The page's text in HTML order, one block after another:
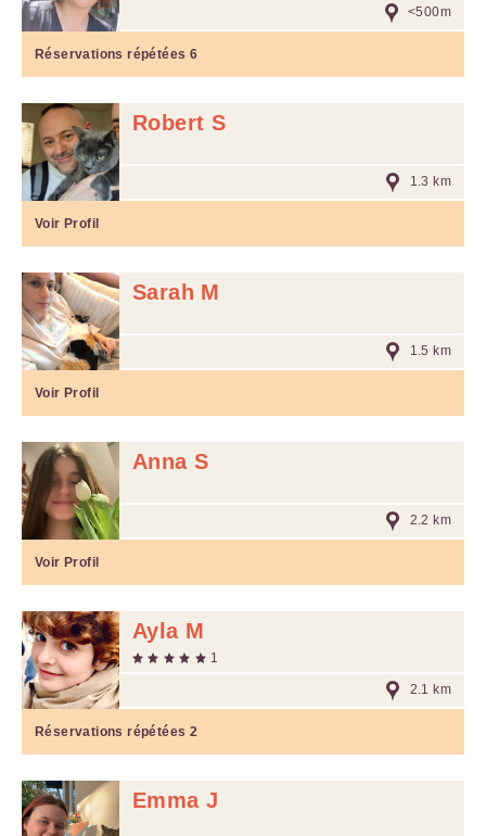
<500m
Réservations répétées 6
Robert S
1.3 km
Voir Profil
Sarah M
1.5 km
Voir Profil
Anna S
2.2 km
Voir Profil
Ayla M
1
2.1 km
Réservations répétées 2
Emma J